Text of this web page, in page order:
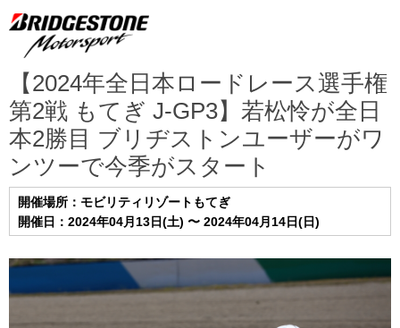
【2024年全日本ロードレース選手権
第2戦 もてぎ J-GP3】若松怜が全日
本2勝目 ブリヂストンユーザーがワ
ンツーで今季がスタート
開催場所：モビリティリゾートもてぎ
開催日：2024年04月13日(土) 〜 2024年04月14日(日)